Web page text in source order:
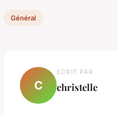
Général
C
ECRIT PAR
christelle